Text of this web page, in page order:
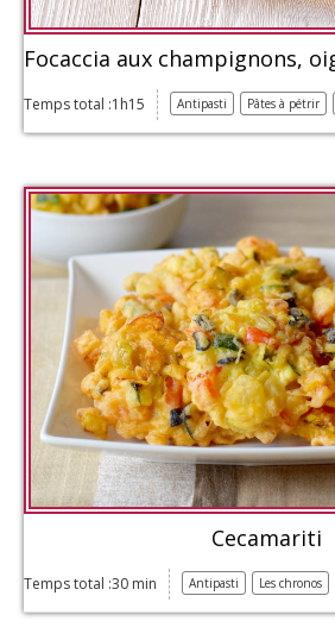
Temps total :1h15 Antipasti Pâtes à pétrir
Cecamariti
Temps total :30 min Antipasti Les chronos